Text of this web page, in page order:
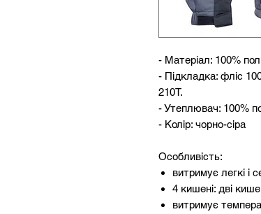
- Матеріал: 100%
- Підкладка: фліс
210T.
- Утеплювач: 100%
- Колір: чорно-сіра
Особливість:
витримує легкі і
4 кишені: дві
витримує